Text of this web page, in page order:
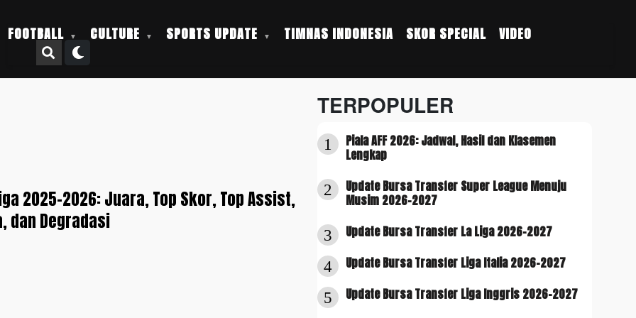
FOOTBALL CULTURE SPORTS UPDATE TIMNAS INDONESIA SKOR SPECIAL VIDEO
2025-2026: Juara, Top Skor, Top Assist,
dan Degradasi
TERPOPULER
1
Piala AFF 2026: Jadwal, Hasil dan Klasemen
Lengkap
2
Update Bursa Transfer Super League Menuju
Musim 2026-2027
3 Update Bursa Transfer La Liga 2026-2027
4 Update Bursa Transfer Liga Italia 2026-2027
5 Update Bursa Transfer Liga Inggris 2026-2027